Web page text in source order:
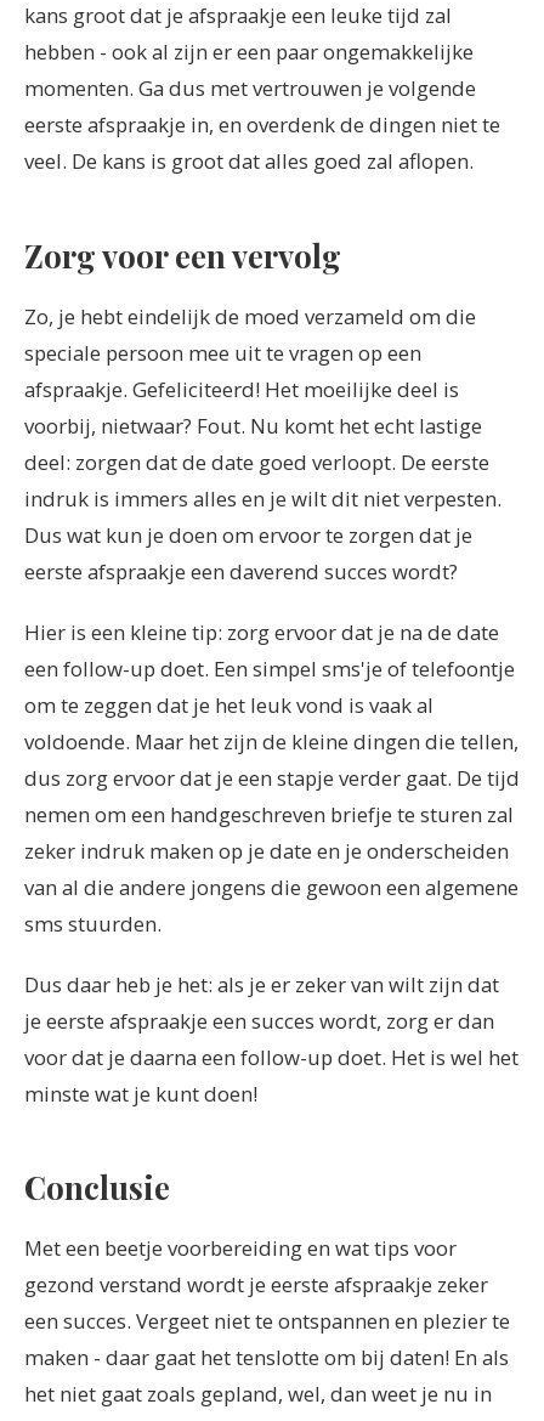
kans groot dat je afspraakje een leuke tijd zal
hebben - ook al zijn er een paar ongemakkelijke
momenten. Ga dus met vertrouwen je volgende
eerste afspraakje in, en overdenk de dingen niet te
veel. De kans is groot dat alles goed zal aflopen.
Zorg voor een vervolg
Zo, je hebt eindelijk de moed verzameld om die
speciale persoon mee uit te vragen op een
afspraakje. Gefeliciteerd! Het moeilijke deel is
voorbij, nietwaar? Fout. Nu komt het echt lastige
deel: zorgen dat de date goed verloopt. De eerste
indruk is immers alles en je wilt dit niet verpesten.
Dus wat kun je doen om ervoor te zorgen dat je
eerste afspraakje een daverend succes wordt?
Hier is een kleine tip: zorg ervoor dat je na de date
een follow-up doet. Een simpel sms'je of telefoontje
om te zeggen dat je het leuk vond is vaak al
voldoende. Maar het zijn de kleine dingen die tellen,
dus zorg ervoor dat je een stapje verder gaat. De tijd
nemen om een handgeschreven briefje te sturen zal
zeker indruk maken op je date en je onderscheiden
van al die andere jongens die gewoon een algemene
sms stuurden.
Dus daar heb je het: als je er zeker van wilt zijn dat
je eerste afspraakje een succes wordt, zorg er dan
voor dat je daarna een follow-up doet. Het is wel het
minste wat je kunt doen!
Conclusie
Met een beetje voorbereiding en wat tips voor
gezond verstand wordt je eerste afspraakje zeker
een succes. Vergeet niet te ontspannen en plezier te
maken - daar gaat het tenslotte om bij daten! En als
het niet gaat zoals gepland, wel, dan weet je nu in